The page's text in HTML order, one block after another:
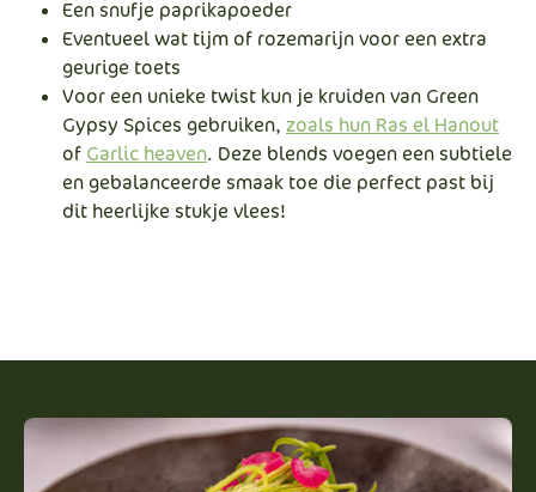
Een snufje paprikapoeder
Eventueel wat tijm of rozemarijn voor een extra
geurige toets
Voor een unieke twist kun je kruiden van Green
Gypsy Spices gebruiken, zoals hun Ras el Hanout
of Garlic heaven. Deze blends voegen een subtiele
en gebalanceerde smaak toe die perfect past bij
dit heerlijke stukje vlees!